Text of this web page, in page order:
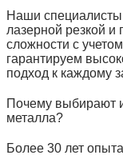
Наши
лазерной резкой и
сложности с
гарантируем
подход к каждому
Почему выбирают
металла?
Более 30 лет